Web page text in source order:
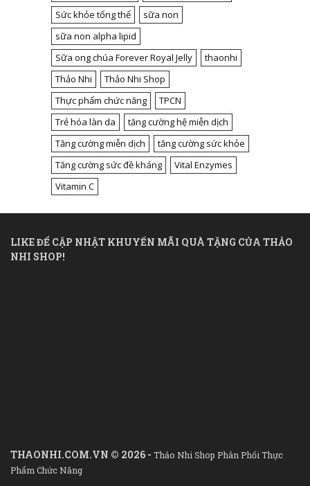
Sức khỏe tổng thể
sữa non
sữa non alpha lipid
Sữa ong chúa Forever Royal Jelly
thaonhi
Thảo Nhi
Thảo Nhi Shop
Thực phẩm chức năng
TPCN
Trẻ hóa làn da
tăng cường hệ miễn dịch
Tăng cường miễn dịch
tăng cường sức khỏe
Tăng cường sức đề kháng
Vital Enzymes
Vitamin C
LIKE ĐỂ CẬP NHẬT KHUYẾN MÃI QUÀ TẶNG CỦA THẢO
NHI SHOP!
THAONHI.COM.VN © 2026 - Thảo Nhi Shop Phân Phối Thực
Phẩm Chức Năng